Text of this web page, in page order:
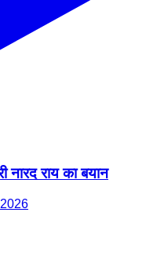
नारद राय का बयान